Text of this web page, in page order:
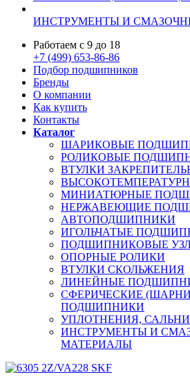
ИНСТРУМЕНТЫ И
Работаем с 9 до 18
+7 (499) 653-86-86
Подбор подшипников
Бренды
О компании
Как купить
Контакты
Каталог
ШАРИКОВЫЕ
РОЛИКОВЫЕ
ВТУЛКИ
МИНИАТЮРНЫЕ
НЕРЖАВЕЮЩИЕ
АВТОПОДШИПНИКИ
ИГОЛЬЧАТЫЕ
ПОДШИПНИКОВЫЕ
ОПОРНЫЕ РОЛИКИ
ВТУЛКИ СКОЛЬЖЕНИЯ
ЛИНЕЙНЫЕ
СФЕРИЧЕСКИЕ
ПОДШИПНИКИ
УПЛОТНЕНИЯ,
ИНСТРУМЕНТЫ И
МАТЕРИАЛЫ